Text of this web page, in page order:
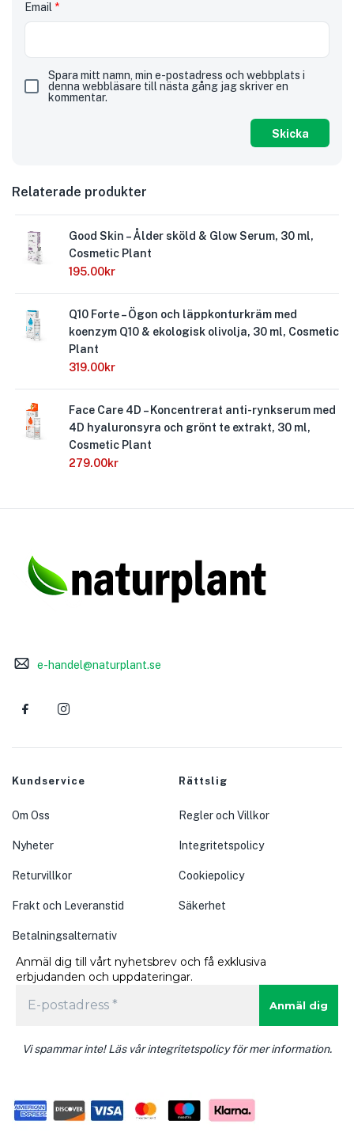
Email *
Spara mitt namn, min e-postadress och webbplats i
denna webbläsare till nästa gång jag skriver en
kommentar.
Relaterade produkter
Good Skin – Ålder sköld & Glow Serum, 30 ml,
Cosmetic Plant
195.00kr
Q10 Forte – Ögon och läppkonturkräm med
koenzym Q10 & ekologisk olivolja, 30 ml, Cosmetic
Plant
319.00kr
Face Care 4D – Koncentrerat anti-rynkserum med
4D hyaluronsyra och grönt te extrakt, 30 ml,
Cosmetic Plant
279.00kr
e-handel@naturplant.se
Kundservice
Om Oss
Nyheter
Returvillkor
Frakt och Leveranstid
Betalningsalternativ
Rättslig
Regler och Villkor
Integritetspolicy
Cookiepolicy
Säkerhet
Anmäl dig till vårt nyhetsbrev och få exklusiva
erbjudanden och uppdateringar.
Vi spammar inte! Läs vår integritetspolicy för mer information.